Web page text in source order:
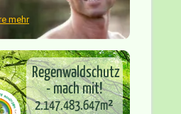
mehr
Regenwaldschutz
- mach mit!
2.147.483.647m²